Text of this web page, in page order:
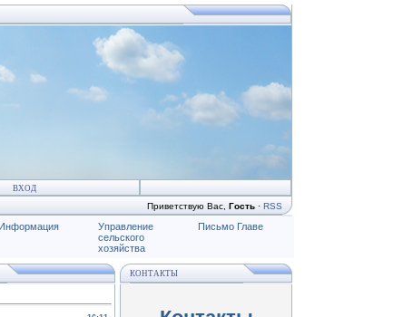
ВХОД
Приветствую Вас Гость · RSS
Информация
Управление
сельского
хозяйства
Письмо Главе
КОНТАКТЫ